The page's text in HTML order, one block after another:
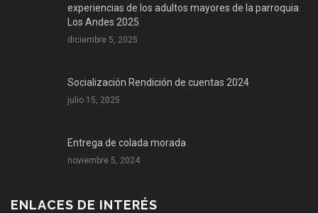
experiencias de los adultos mayores de la parroquia
Los Andes 2025
diciembre 5, 2025
Socialización Rendición de cuentas 2024
julio 15, 2025
Entrega de colada morada
noviembre 5, 2024
ENLACES DE INTERÉS